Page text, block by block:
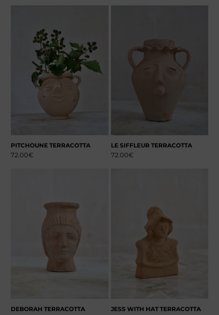
PITCHOUNE TERRACOTTA
72.00€
LE SIFFLEUR TERRACOTTA
72.00€
DEBORAH TERRACOTTA JESS WITH HAT TERRACOTTA